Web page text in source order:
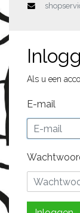
Als u een
E-mail